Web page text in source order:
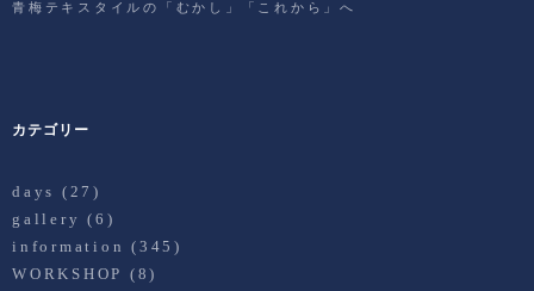
青梅テキスタイルの「むかし」「これから」へ
カテゴリー
days (27)
gallery (6)
information (345)
WORKSHOP (8)